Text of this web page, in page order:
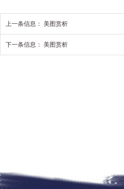
上一条信息： 美图赏析
下一条信息： 美图赏析